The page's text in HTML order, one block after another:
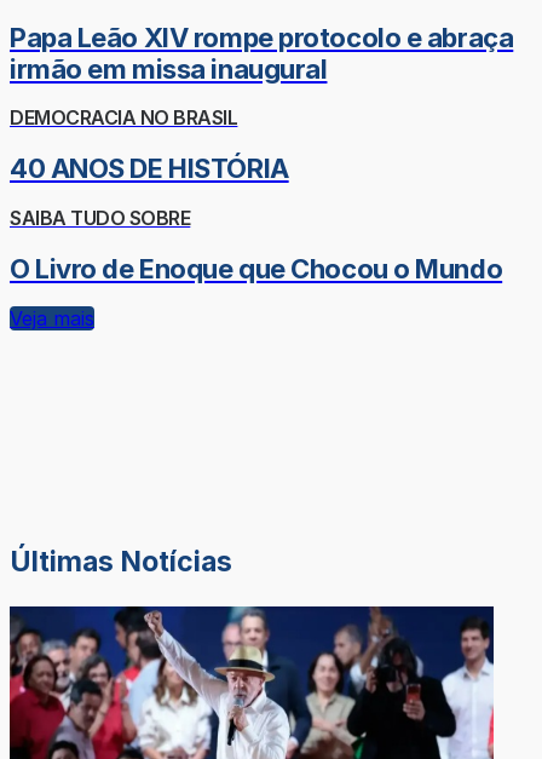
Papa Leão XIV rompe protocolo e abraça
irmão em missa inaugural
DEMOCRACIA NO BRASIL
40 ANOS DE HISTÓRIA
SAIBA TUDO SOBRE
O Livro de Enoque que Chocou o Mundo
Veja mais
Últimas Notícias